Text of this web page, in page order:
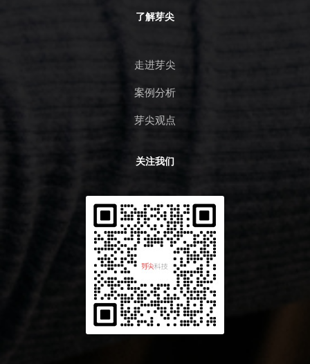
了解芽尖
走进芽尖
案例分析
芽尖观点
关注我们